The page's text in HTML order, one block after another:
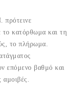
πρότεινε
το κατόρθωμα και τη
το πλήρωμα.
επόμενο βαθμό και